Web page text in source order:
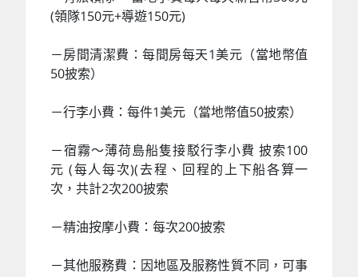
(領隊150元+導遊150元)
－房間清潔費：每間房每天1美元（當地幣值
50披索）
－行李小費：每件1美元（當地幣值50披索）
－宿霧～薄荷島船隻接駁行李小費 披索100
元 (每人每次)(去程、回程的上下船各算一
次，共計2次200披索
－精油按摩小費：每次200披索
－其他服務費：因地區及服務性質不同，可事